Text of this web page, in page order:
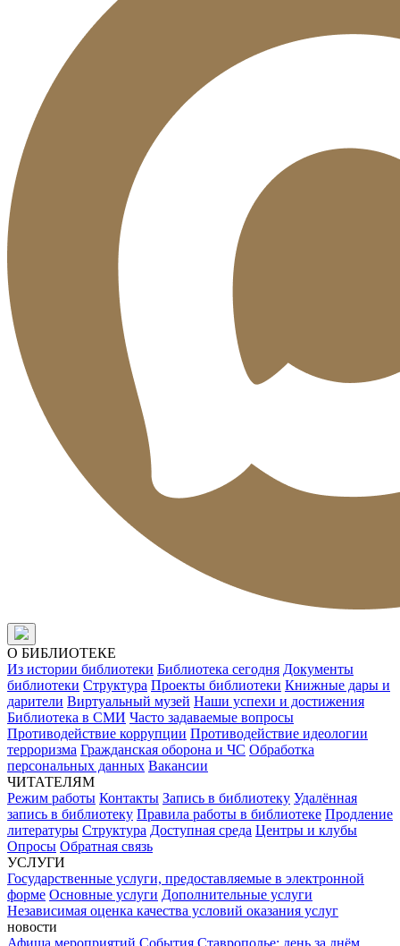
О БИБЛИОТЕКЕ
Из истории библиотеки Библиотека сегодня Документы
библиотеки Структура Проекты библиотеки Книжные дары и
дарители Виртуальный музей Наши успехи и достижения
Библиотека в СМИ Часто задаваемые вопросы
Противодействие коррупции Противодействие идеологии
терроризма Гражданская оборона и ЧС Обработка
персональных данных Вакансии
ЧИТАТЕЛЯМ
Режим работы Контакты Запись в библиотеку Удалённая
запись в библиотеку Правила работы в библиотеке Продление
литературы Структура Доступная среда Центры и клубы
Опросы Обратная связь
УСЛУГИ
Государственные услуги, предоставляемые в электронной
форме Основные услуги Дополнительные услуги
Независимая оценка качества условий оказания услуг
новости
Афиша мероприятий События Ставрополье: день за днём